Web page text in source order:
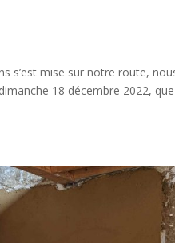
s’est mise sur notre route,
18 décembre 2022,